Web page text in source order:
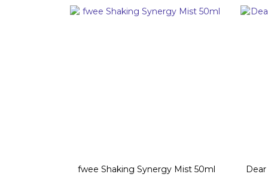
fwee Shaking Synergy Mist 50ml